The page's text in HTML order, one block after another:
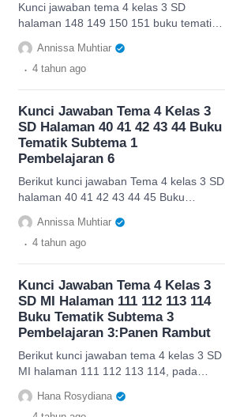
Kunci jawaban tema 4 kelas 3 SD
halaman 148 149 150 151 buku tematik
subtema 4 pembelajaran 2 sebagai
refrensi belajar murid dan orang tua
Annissa Muhtiar
. 4 tahun ago
Kunci Jawaban Tema 4 Kelas 3
SD Halaman 40 41 42 43 44 Buku
Tematik Subtema 1
Pembelajaran 6
Berikut kunci jawaban Tema 4 kelas 3 SD
halaman 40 41 42 43 44 45 Buku
Tematik Subtema 1 pembelajaran 6.
digunakan sebagai refrensi belajar
Annissa Muhtiar
. 4 tahun ago
Kunci Jawaban Tema 4 Kelas 3
SD MI Halaman 111 112 113 114
Buku Tematik Subtema 3
Pembelajaran 3:Panen Rambut
Berikut kunci jawaban tema 4 kelas 3 SD
MI halaman 111 112 113 114, pada
Buku Tematik subtema 3 pembelajaran
3. Panen Rambutan
Hana Rosydiana